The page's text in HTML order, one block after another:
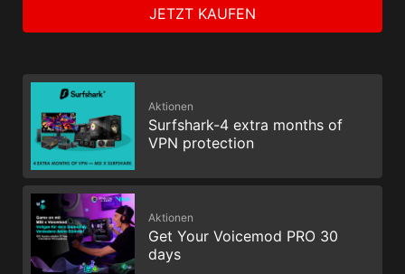
JETZT KAUFEN
Aktionen
Surfshark-4 extra months of
VPN protection
Aktionen
Get Your Voicemod PRO 30
days